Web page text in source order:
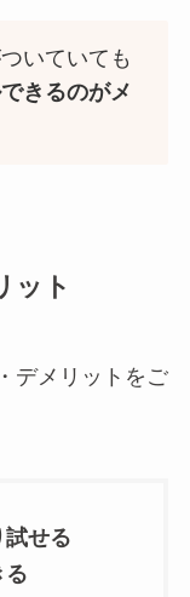
いていても
きるのがメ
ット
デメリットをご
試せる
る